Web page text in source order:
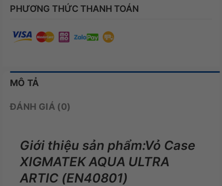
PHƯƠNG THỨC THANH TOÁN
MÔ TẢ
ĐÁNH GIÁ (0)
Giới thiệu sản phẩm:Vỏ Case
XIGMATEK AQUA ULTRA
ARTIC (EN40801)